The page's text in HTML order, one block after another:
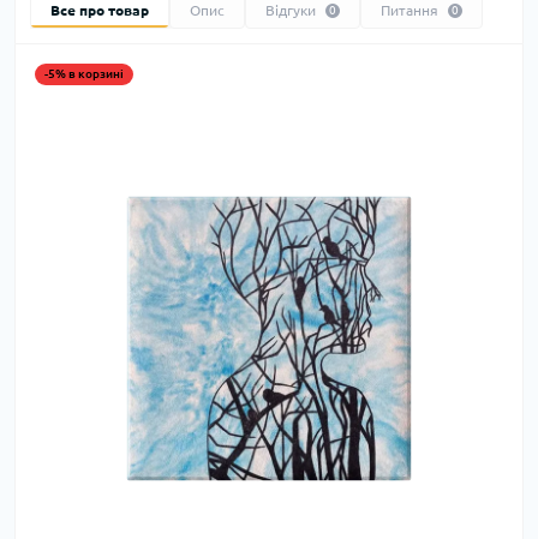
Все про товар Опис Відгуки 0 Питання 0
-5% в корзині